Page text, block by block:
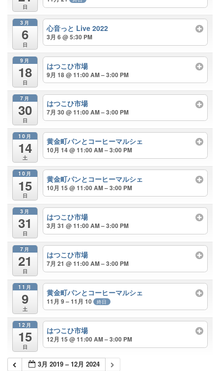
日
3月
6
日
心音っと Live 2022
3月 6 @ 5:30 PM
9月
18
日
はつこひ市場
9月 18 @ 11:00 AM – 3:00 PM
7月
30
日
はつこひ市場
7月 30 @ 11:00 AM – 3:00 PM
10月
14
土
黄金町パンとコーヒーマルシェ
10月 14 @ 11:00 AM – 3:00 PM
10月
15
日
黄金町パンとコーヒーマルシェ
10月 15 @ 11:00 AM – 3:00 PM
3月
31
日
はつこひ市場
3月 31 @ 11:00 AM – 3:00 PM
7月
21
日
はつこひ市場
7月 21 @ 11:00 AM – 3:00 PM
11月
9
土
黄金町パンとコーヒーマルシェ
11月 9 – 11月 10 終日
12月
15
日
はつこひ市場
12月 15 @ 11:00 AM – 3:00 PM
3月 2019 – 12月 2024